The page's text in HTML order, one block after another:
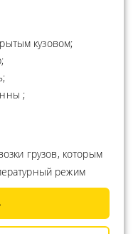
кузовом;
;
грузов, которым
режим